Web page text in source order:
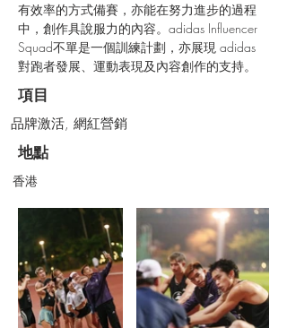
有效率的方式備賽，亦能在努力進步的過程
中，創作具說服力的內容。adidas Influencer
Squad不單是一個訓練計劃，亦展現 adidas
對跑者發展、運動表現及內容創作的支持。
項目
品牌激活, 網紅營銷
地點
香港